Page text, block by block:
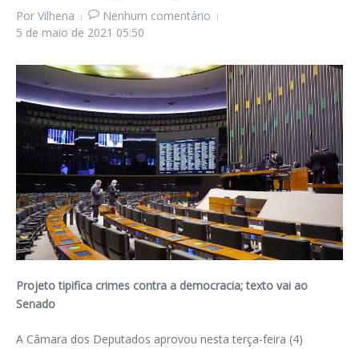
Por Vilhena
Nenhum comentário
5 de maio de 2021 05:50
Projeto tipifica crimes contra a democracia; texto vai ao
Senado
A Câmara dos Deputados aprovou nesta terça-feira (4)